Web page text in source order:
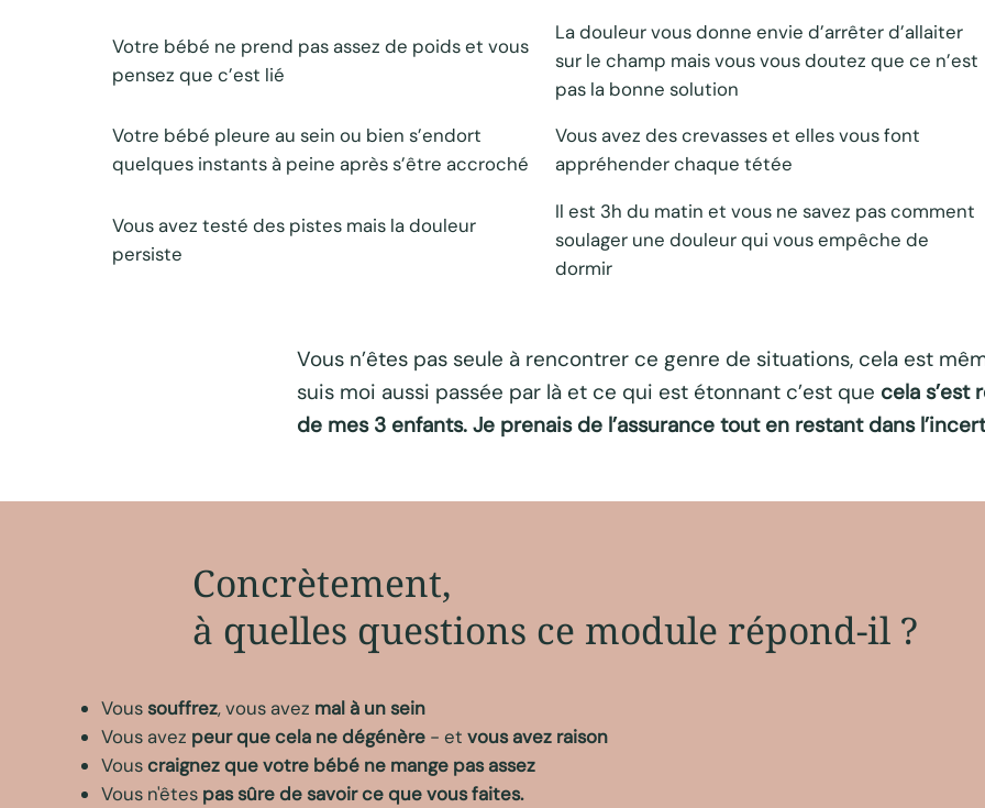
Votre bébé ne prend pas assez de poids et vous
pensez que c’est lié
La douleur vous donne envie d’arrêter d’allaiter
sur le champ mais vous vous doutez que ce n’est
pas la bonne solution
Votre bébé pleure au sein ou bien s’endort
quelques instants à peine après s’être accroché
Vous avez des crevasses et elles vous font
appréhender chaque tétée
Vous avez testé des pistes mais la douleur
persiste
Il est 3h du matin et vous ne savez pas comment
soulager une douleur qui vous empêche de
dormir
Vous n’êtes pas seule à rencontrer ce genre de situations, cela est
suis moi aussi passée par là et ce qui est étonnant c’est que cela s’est
de mes 3 enfants. Je prenais de l’assurance tout en restant dans
Concrètement,
à quelles questions ce module répond-il ?
Voussouffrez, vous avez mal à un sein
Vous avez peur que cela ne dégénère - etvous avez raison
Vouscraignez que votre bébé ne mange pas assez
Vous n'êtes pas sûre de savoir ce que vous faites.